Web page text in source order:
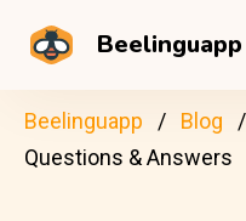
Beelinguapp
Beelinguapp Blog
Questions & Answers